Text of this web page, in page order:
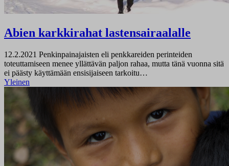
Abien karkkirahat lastensairaalalle
12.2.2021 Penkinpainajaisten eli penkkareiden perinteiden
toteuttamiseen menee yllättävän paljon rahaa, mutta tänä vuonna sitä
ei päästy käyttämään ensisijaiseen tarkoitu…
Yleinen